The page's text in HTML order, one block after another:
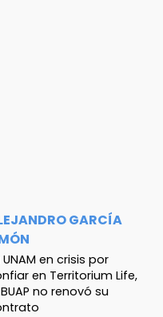
GARCÍA
UNAM en crisis por
en Territorium Life,
no renovó su